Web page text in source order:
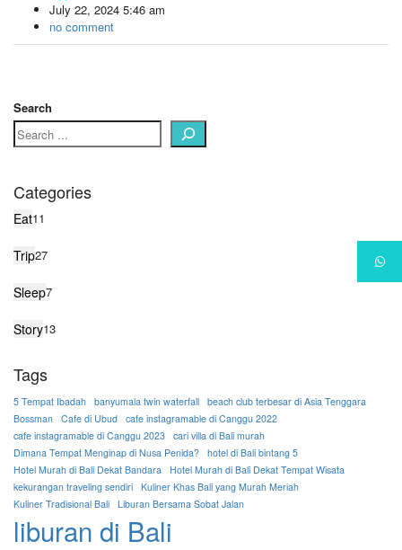
July 22, 2024 5:46 am
no comment
Search
Categories
Eat11
Trip27
Sleep7
Story13
Tags
5 Tempat Ibadah banyumala twin waterfall beach club terbesar di Asia Tenggara
Bossman Cafe di Ubud cafe instagramable di Canggu 2022
cafe instagramable di Canggu 2023 cari villa di Bali murah
Dimana Tempat Menginap di Nusa Penida? hotel di Bali bintang 5
Hotel Murah di Bali Dekat Bandara Hotel Murah di Bali Dekat Tempat Wisata
kekurangan traveling sendiri Kuliner Khas Bali yang Murah Meriah
Kuliner Tradisional Bali Liburan Bersama Sobat Jalan
liburan di Bali